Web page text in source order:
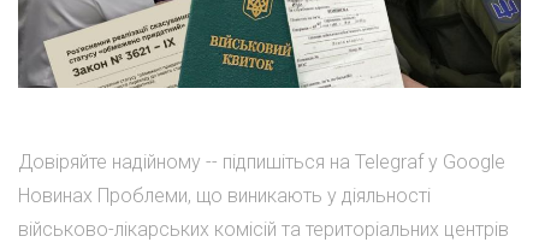
Довіряйте надійному -- підпишіться на Telegraf у Google
Новинах Проблеми, що виникають у діяльності
військово-лікарських комісій та територіальних центрів